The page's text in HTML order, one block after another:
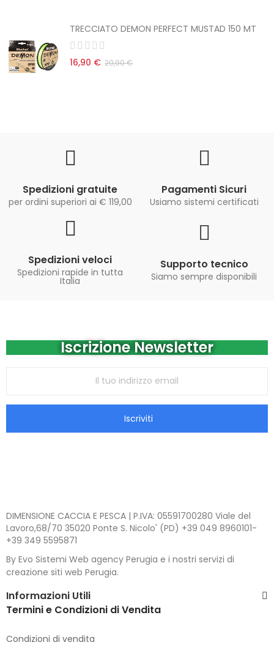
TRECCIATO DEMON PERFECT MUSTAD 150 MT
16,90 € 20,90 €
Spedizioni gratuite
per ordini superiori ai € 119,00
Pagamenti Sicuri
Usiamo sistemi certificati
Spedizioni veloci
Spedizioni rapide in tutta
Italia
Supporto tecnico
Siamo sempre disponibili
Iscrizione Newsletter
Iscriviti
DIMENSIONE CACCIA E PESCA | P.IVA: 05591700280 Viale del
Lavoro,68/70 35020 Ponte S. Nicolo' (PD) +39 049 8960101-
+39 349 5595871
By Evo Sistemi Web agency Perugia e i nostri servizi di
creazione siti web Perugia.
Informazioni Utili
Termini e Condizioni di Vendita
Condizioni di vendita